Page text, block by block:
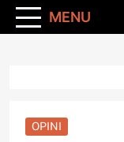
MENU
OPINI